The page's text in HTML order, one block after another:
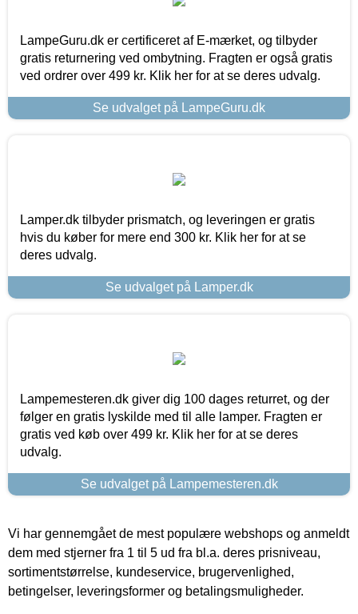
LampeGuru.dk er certificeret af E-mærket, og tilbyder
gratis returnering ved ombytning. Fragten er også gratis
ved ordrer over 499 kr. Klik her for at se deres udvalg.
Se udvalget på LampeGuru.dk
Lamper.dk tilbyder prismatch, og leveringen er gratis
hvis du køber for mere end 300 kr. Klik her for at se
deres udvalg.
Se udvalget på Lamper.dk
Lampemesteren.dk giver dig 100 dages returret, og der
følger en gratis lyskilde med til alle lamper. Fragten er
gratis ved køb over 499 kr. Klik her for at se deres
udvalg.
Se udvalget på Lampemesteren.dk
Vi har gennemgået de mest populære webshops og anmeldt
dem med stjerner fra 1 til 5 ud fra bl.a. deres prisniveau,
sortimentstørrelse, kundeservice, brugervenlighed,
betingelser, leveringsformer og betalingsmuligheder.